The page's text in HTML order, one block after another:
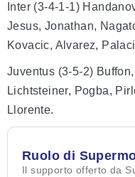
Inter (3-4-1-1)
Jesus, Jonathan,
Kovacic, Alvarez,
Juventus (3-5-2)
Lichtsteiner, Pogba,
Llorente.
Ruolo di
Il supporto offerto da